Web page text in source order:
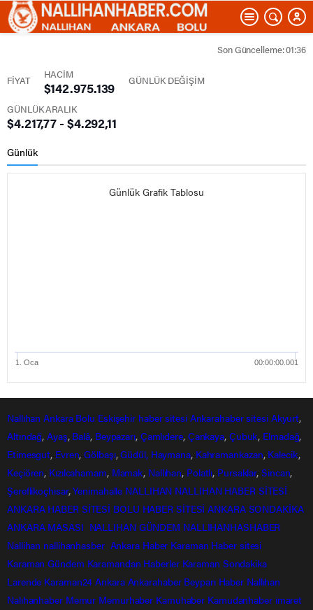
Son Güncelleme: 01:36
FİYAT HACİM
$142.975.139 GÜNLÜK DEĞİŞİM
GÜNLÜK ARALIK
$4.217,77 - $4.292,11
Günlük
Günlük Grafik Tablosu
1. Oca 00:00:00.001
Nallıhan Ankara Bolu Eskişehir haber sitesi Ankarahabersitesi Akyurt,
Altındağ,Ayaş, Balâ, Beypazarı, Çamlıdere, Çankaya, Çubuk, Elmadağ,
Etimesgut, Evren,Gölbaşı,Güdül, Haymana, Kahramankazan, Kalecik,
Keçiören, Kızılcahamam, Mamak, Nallıhan, Polatlı, Pursaklar,Sincan,
Şereflikoçhisar,Yenimahalle NALLIHAN NALLIHAN HABER SİTESİ
ANKARA HABER SİTESİ BOLU HABER SİTESİ ANKARA SONDAKİKA
ANKARA MASASI NALLIHAN GÜNDEM NALLIHANHASHABER
Nallihan nallihanhasber Ankara Haber Karaman Haber sitesi
Karaman Gündem Karamandan Haberler Karaman Sondakika
Larende Karaman24 Ankara Ankarahaber Beyparı Haber Nallıhan
Nalıhanhaber Memur Memurhaber Kamuhaber Kamudanhaber imaret